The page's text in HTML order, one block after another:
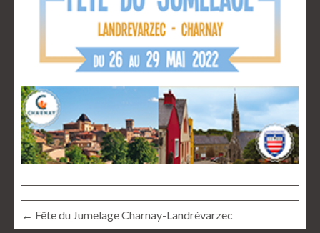
← Fête du Jumelage Charnay-Landrévarzec